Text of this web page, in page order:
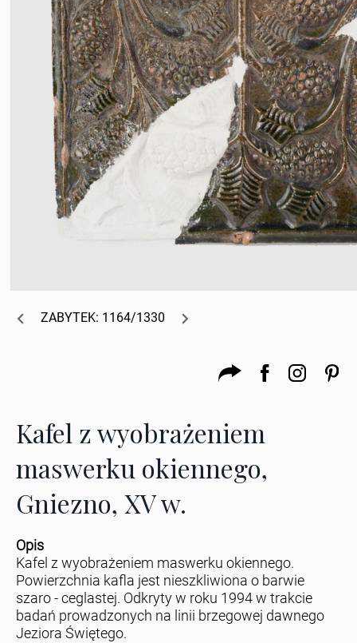
ZABYTEK: 1164/1330
Kafel z wyobrażeniem
maswerku okiennego,
Gniezno, XV w.
Opis
Kafel z wyobrażeniem maswerku okiennego.
Powierzchnia kafla jest nieszkliwiona o barwie
szaro - ceglastej. Odkryty w roku 1994 w trakcie
badań prowadzonych na linii brzegowej dawnego
Jeziora Świętego.